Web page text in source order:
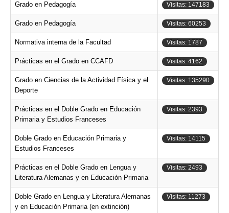
Grado en Pedagogía Visitas: 147183
Grado en Pedagogía Visitas: 60253
Normativa interna de la Facultad Visitas: 1787
Prácticas en el Grado en CCAFD Visitas: 4162
Grado en Ciencias de la Actividad Física y el
Deporte
Visitas: 135290
Prácticas en el Doble Grado en Educación
Primaria y Estudios Franceses
Visitas: 2393
Doble Grado en Educación Primaria y
Estudios Franceses
Visitas: 14115
Prácticas en el Doble Grado en Lengua y
Literatura Alemanas y en Educación Primaria
Visitas: 2493
Doble Grado en Lengua y Literatura Alemanas
y en Educación Primaria (en extinción)
Visitas: 11273